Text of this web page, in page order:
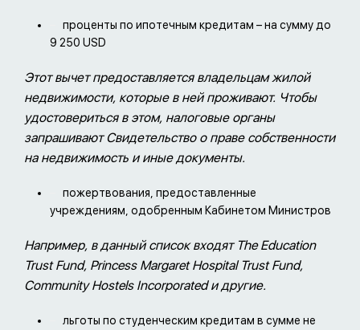
проценты по ипотечным кредитам – на сумму до
9 250 USD
Этот вычет предоставляется владельцам жилой
недвижимости, которые в ней проживают. Чтобы
удостовериться в этом, налоговые органы
запрашивают Свидетельство о праве собственности
на недвижимость и иные документы.
пожертвования, предоставленные
учреждениям, одобренным Кабинетом Министров
Например, в данный список входят The Education
Trust Fund, Princess Margaret Hospital Trust Fund,
Community Hostels Incorporated и другие.
льготы по студенческим кредитам в сумме не